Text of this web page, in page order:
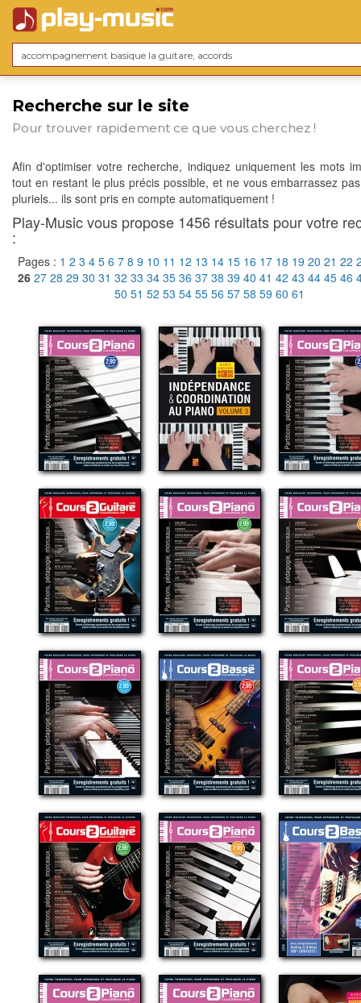
Recherche sur le site
Pour trouver rapidement ce que vous cherchez !
Afin d'optimiser votre recherche, indiquez uniquement les mots
tout en restant le plus précis possible, et ne vous embarrassez
pluriels... ils sont pris en compte automatiquement !
Play-Music vous propose 1456 résultats pour votre
:
Pages : 1 2 3 4 5 6 7 8 9 10 11 12 13 14 15 16 17 18 19 20 21 22
26 27 28 29 30 31 32 33 34 35 36 37 38 39 40 41 42 43 44 45 46
50 51 52 53 54 55 56 57 58 59 60 61